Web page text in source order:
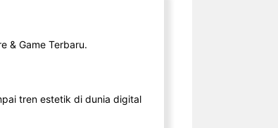
& Game Terbaru.
tren estetik di dunia digital